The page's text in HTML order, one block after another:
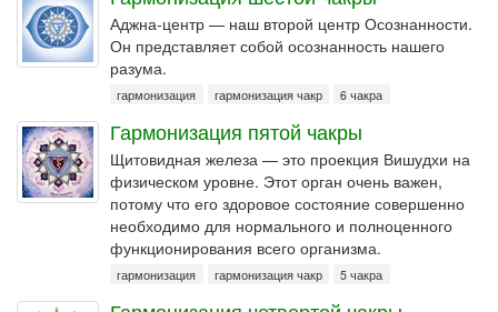
Аджна-центр — наш второй центр Осознанности.
Он представляет собой осознанность нашего
разума.
гармонизация гармонизация чакр 6 чакра
Гармонизация пятой чакры
Щитовидная железа — это проекция Вишудхи на
физическом уровне. Этот орган очень важен,
потому что его здоровое состояние совершенно
необходимо для нормального и полноценного
функционирования всего организма.
гармонизация гармонизация чакр 5 чакра